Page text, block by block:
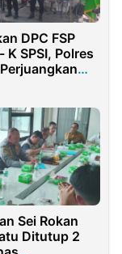
DPC FSP
K SPSI, Polres
Sei Rokan
Ditutup 2